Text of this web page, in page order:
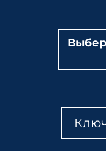
Поиск
Поиск